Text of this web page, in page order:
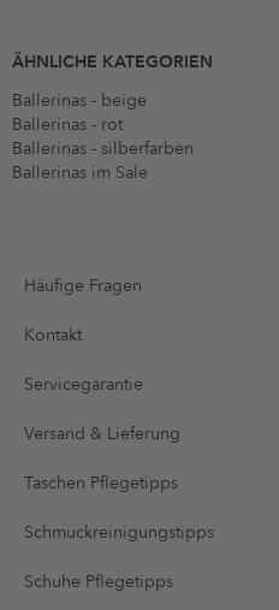
ÄHNLICHE KATEGORIEN
Ballerinas - beige
Ballerinas - rot
Ballerinas - silberfarben
Ballerinas im Sale
Häufige Fragen
Kontakt
Servicegarantie
Versand & Lieferung
Taschen Pflegetipps
Schmuckreinigungstipps
Schuhe Pflegetipps